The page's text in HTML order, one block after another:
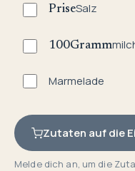
PriseSalz
100Gramm
Marmelade
Zutaten auf die
Melde dich an, um die